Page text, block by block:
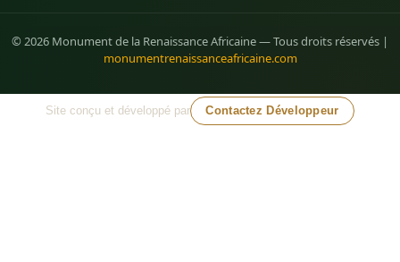
© 2026 Monument de la Renaissance Africaine — Tous droits réservés |
monumentrenaissanceafricaine.com
Site conçu et développé par Contactez Développeur